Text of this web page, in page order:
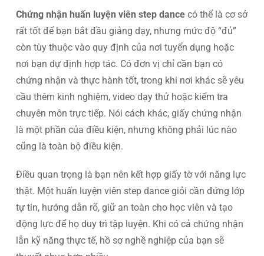
Chứng nhận huấn luyện viên step dance có thể là cơ sở
rất tốt để bạn bắt đầu giảng dạy, nhưng mức độ “đủ”
còn tùy thuộc vào quy định của nơi tuyển dụng hoặc
nơi bạn dự định hợp tác. Có đơn vị chỉ cần bạn có
chứng nhận và thực hành tốt, trong khi nơi khác sẽ yêu
cầu thêm kinh nghiệm, video dạy thử hoặc kiểm tra
chuyên môn trực tiếp. Nói cách khác, giấy chứng nhận
là một phần của điều kiện, nhưng không phải lúc nào
cũng là toàn bộ điều kiện.
Điều quan trọng là bạn nên kết hợp giấy tờ với năng lực
thật. Một huấn luyện viên step dance giỏi cần đứng lớp
tự tin, hướng dẫn rõ, giữ an toàn cho học viên và tạo
động lực để họ duy trì tập luyện. Khi có cả chứng nhận
lẫn kỹ năng thực tế, hồ sơ nghề nghiệp của bạn sẽ